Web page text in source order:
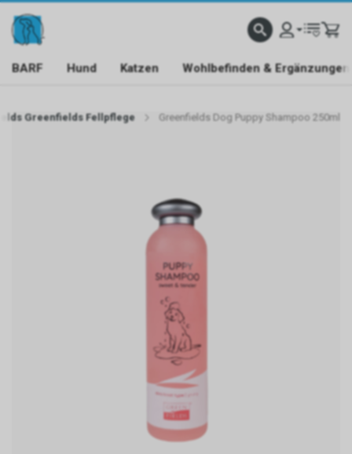
BARF Hund Katzen Wohlbefinden & Ergänzungen
Greenfields Fellpflege Greenfields Dog Puppy Shampoo 250ml